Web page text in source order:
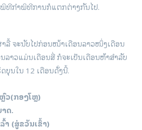
ທີກໍາພິທີການກໍແຕກຕ່າງກັນໄປ.
ລື້ ຈະນັບໄປກ່ອນໜ້າເດືອນລາວໜຶ່ງເດືອນ
າວແມ່ນເດືອນສີ່ ກໍຈະເປັນເດືອນຫ້າສໍາລັບ
ບຸນໃນ 12 ເດືອນດັ່ງນີ້.
ວ(ກອງໂຫຼ)
ດ.
າ (ສູ່ຂວັນເຂົ້າ)